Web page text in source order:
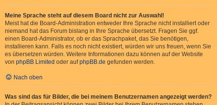
Meine Sprache steht auf diesem Board nicht zur Auswahl!
Meist hat die Board-Administration entweder Ihre Sprache nicht installiert oder
niemand hat das Forum bislang in Ihre Sprache übersetzt. Fragen Sie ggf.
einen Board-Administrator, ob er das Sprachpaket, das Sie benötigen,
installieren kann. Falls es noch nicht existiert, würden wir uns freuen, wenn Sie
es übersetzen würden. Weitere Informationen dazu können auf der Website
von phpBB Limited oder aufphpBB.de gefunden werden.
Nach oben
Was sind das für Bilder, die bei meinem Benutzernamen angezeigt werden?